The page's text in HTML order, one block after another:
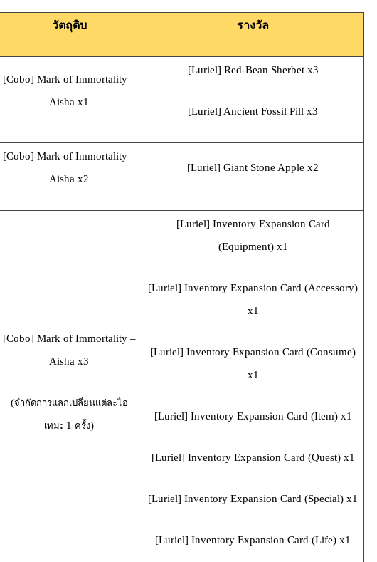
วัตถุดิบ รางวัล
[Cobo] Mark of Immortality –
Aisha x1
[Luriel] Red-Bean Sherbet x3
[Luriel] Ancient Fossil Pill x3
[Cobo] Mark of Immortality –
Aisha x2
[Luriel] Giant Stone Apple x2
[Cobo] Mark of Immortality –
Aisha x3
(จำกัดการแลกเปลี่ยนแต่ละไอ
เทม: 1 ครั้ง)
[Luriel] Inventory Expansion Card
(Equipment) x1
[Luriel] Inventory Expansion Card (Accessory)
x1
[Luriel] Inventory Expansion Card (Consume)
x1
[Luriel] Inventory Expansion Card (Item) x1
[Luriel] Inventory Expansion Card (Quest) x1
[Luriel] Inventory Expansion Card (Special) x1
[Luriel] Inventory Expansion Card (Life) x1